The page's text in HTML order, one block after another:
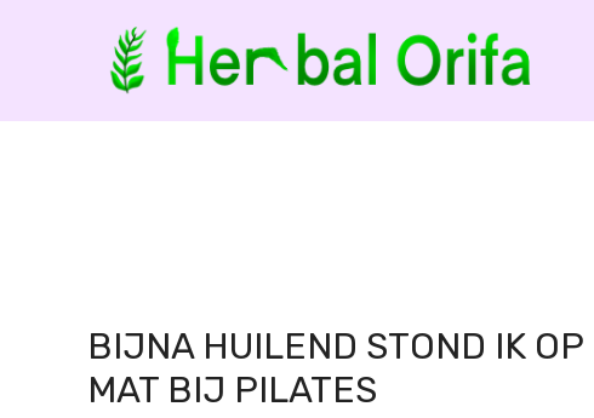
BIJNA HUILEND STOND IK OP
MAT BIJ PILATES